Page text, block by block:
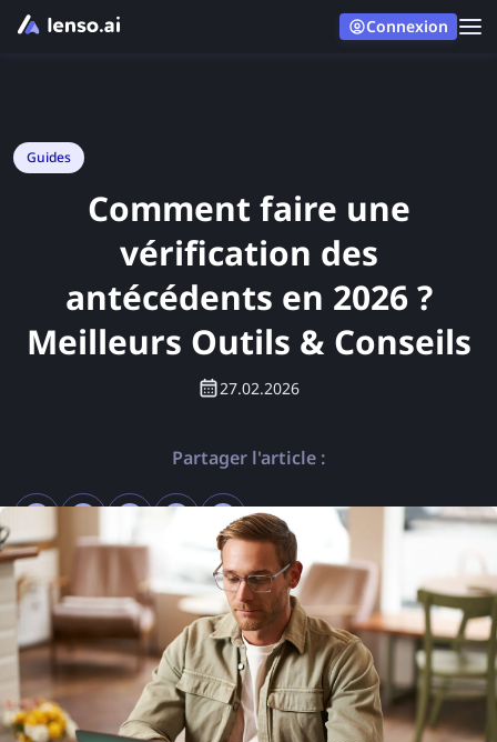
Connexion
Guides
Comment faire une
vérification des
antécédents en 2026 ?
Meilleurs Outils & Conseils
27.02.2026
Partager l'article :